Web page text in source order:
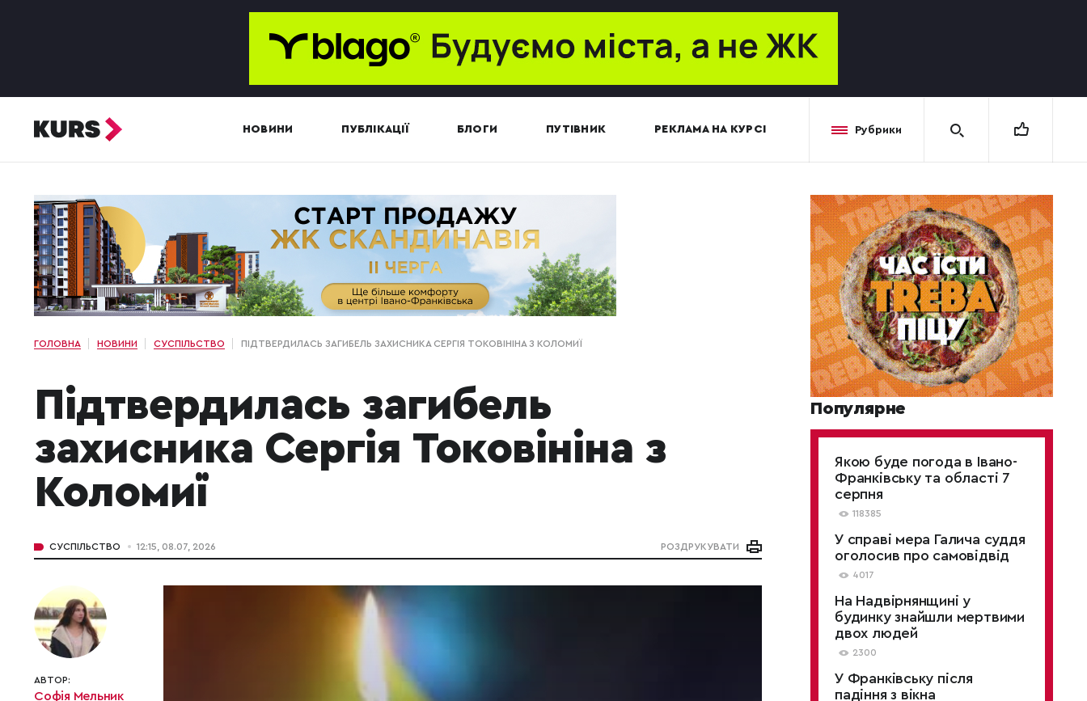
НОВИНИ ПУБЛІКАЦІЇ БЛОГИ ПУТІВНИК РЕКЛАМА НА КУРСІ Рубрики
ГОЛОВНА НОВИНИ СУСПІЛЬСТВО ПІДТВЕРДИЛАСЬ ЗАГИБЕЛЬ ЗАХИСНИКА СЕРГІЯ ТОКОВІНІНА З КОЛОМИЇ
Підтвердилась загибель
захисника Сергія Токовініна з
Коломиї
СУСПІЛЬСТВО 12:15, 08.07, 2026 РОЗДРУКУВАТИ
АВТОР:
Софія Мельник
Популярне
Якою буде погода в Івано-
Франківську та області 7
серпня
118385
У справі мера Галича суддя
оголосив про самовідвід
4017
На Надвірнянщині у
будинку знайшли мертвими
двох людей
2300
У Франківську після
падіння з вікна